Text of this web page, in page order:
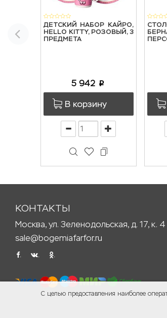
ДЕТСКИЙ НАБОР КАЙРО,
HELLO KITTY, РОЗОВЫЙ, 3
ПРЕДМЕТА
5 942 p
В корзину
КОНТАКТЫ
Москва, ул. Зеленодольская, д. 17, к. 4
sale@bogemiafarfor.ru
.
С целью предоставления наиболее